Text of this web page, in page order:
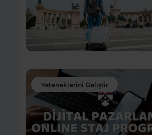
Yeteneklerini Geliştir